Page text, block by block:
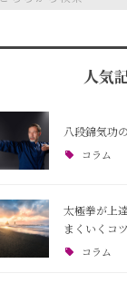
人気
八段錦気功
コラム
太極拳が上
まくいくコ
コラム